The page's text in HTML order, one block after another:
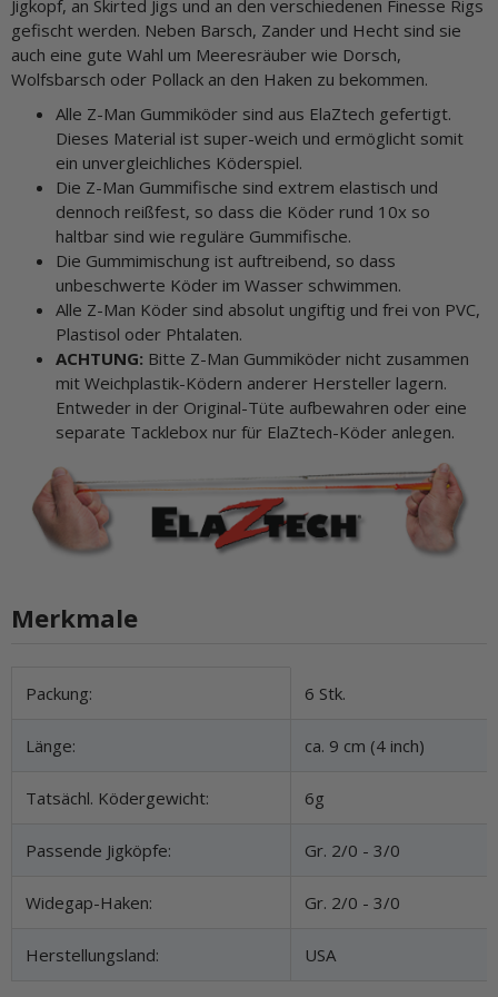
Jigkopf, an Skirted Jigs und an den verschiedenen Finesse Rigs
gefischt werden. Neben Barsch, Zander und Hecht sind sie
auch eine gute Wahl um Meeresräuber wie Dorsch,
Wolfsbarsch oder Pollack an den Haken zu bekommen.
Alle Z-Man Gummiköder sind aus ElaZtech gefertigt.
Dieses Material ist super-weich und ermöglicht somit
ein unvergleichliches Köderspiel.
Die Z-Man Gummifische sind extrem elastisch und
dennoch reißfest, so dass die Köder rund 10x so
haltbar sind wie reguläre Gummifische.
Die Gummimischung ist auftreibend, so dass
unbeschwerte Köder im Wasser schwimmen.
Alle Z-Man Köder sind absolut ungiftig und frei von PVC,
Plastisol oder Phtalaten.
ACHTUNG: Bitte Z-Man Gummiköder nicht zusammen
mit Weichplastik-Ködern anderer Hersteller lagern.
Entweder in der Original-Tüte aufbewahren oder eine
separate Tacklebox nur für ElaZtech-Köder anlegen.
Merkmale
Produkteigenschaft
Wert
Packung: 6 Stk.
Länge: ca. 9 cm (4 inch)
Tatsächl. Ködergewicht: 6g
Passende Jigköpfe: Gr. 2/0 - 3/0
Widegap-Haken: Gr. 2/0 - 3/0
Herstellungsland: USA